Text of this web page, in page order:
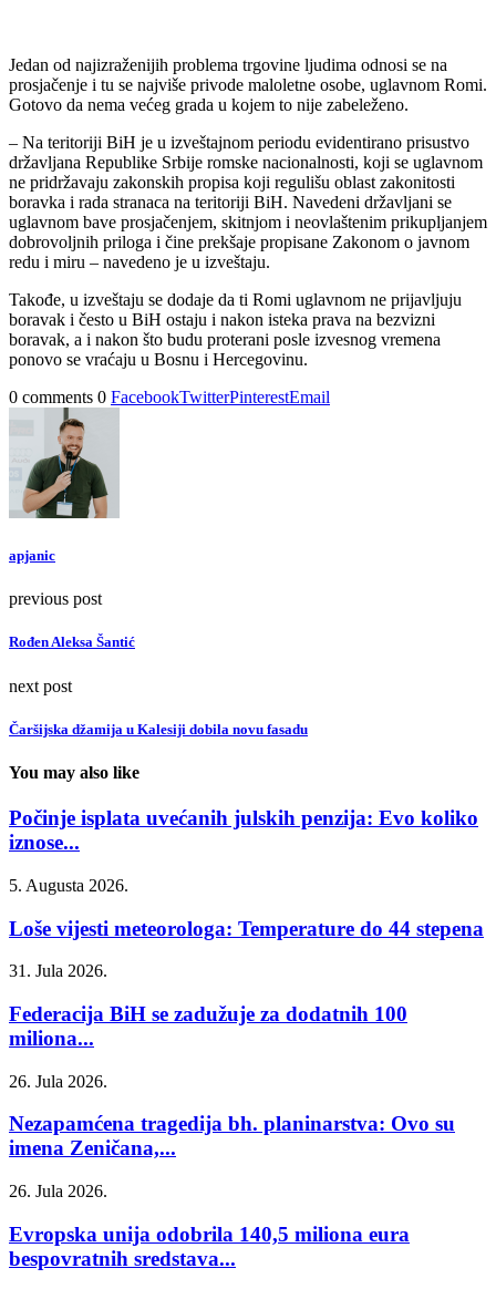
Jedan od najizraženijih problema trgovine ljudima odnosi se na
prosjačenje i tu se najviše privode maloletne osobe, uglavnom Romi.
Gotovo da nema većeg grada u kojem to nije zabeleženo.
– Na teritoriji BiH je u izveštajnom periodu evidentirano prisustvo
državljana Republike Srbije romske nacionalnosti, koji se uglavnom
ne pridržavaju zakonskih propisa koji regulišu oblast zakonitosti
boravka i rada stranaca na teritoriji BiH. Navedeni državljani se
uglavnom bave prosjačenjem, skitnjom i neovlaštenim prikupljanjem
dobrovoljnih priloga i čine prekšaje propisane Zakonom o javnom
redu i miru – navedeno je u izveštaju.
Takođe, u izveštaju se dodaje da ti Romi uglavnom ne prijavljuju
boravak i često u BiH ostaju i nakon isteka prava na bezvizni
boravak, a i nakon što budu proterani posle izvesnog vremena
ponovo se vraćaju u Bosnu i Hercegovinu.
0 comments 0 FacebookTwitterPinterestEmail
apjanic
previous post
Rođen Aleksa Šantić
next post
Čaršijska džamija u Kalesiji dobila novu fasadu
You may also like
Počinje isplata uvećanih julskih penzija: Evo koliko
iznose...
5. Augusta 2026.
Loše vijesti meteorologa: Temperature do 44 stepena
31. Jula 2026.
Federacija BiH se zadužuje za dodatnih 100
miliona...
26. Jula 2026.
Nezapamćena tragedija bh. planinarstva: Ovo su
imena Zeničana,...
26. Jula 2026.
Evropska unija odobrila 140,5 miliona eura
bespovratnih sredstava...